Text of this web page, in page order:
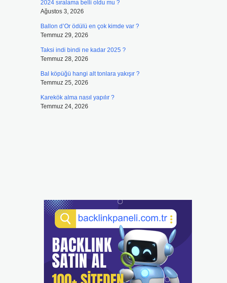
2024 sıralama belli oldu mu ?
Ağustos 3, 2026
Ballon d’Or ödülü en çok kimde var ?
Temmuz 29, 2026
Taksi indi bindi ne kadar 2025 ?
Temmuz 28, 2026
Bal köpüğü hangi alt tonlara yakışır ?
Temmuz 25, 2026
Karekök alma nasıl yapılır ?
Temmuz 24, 2026